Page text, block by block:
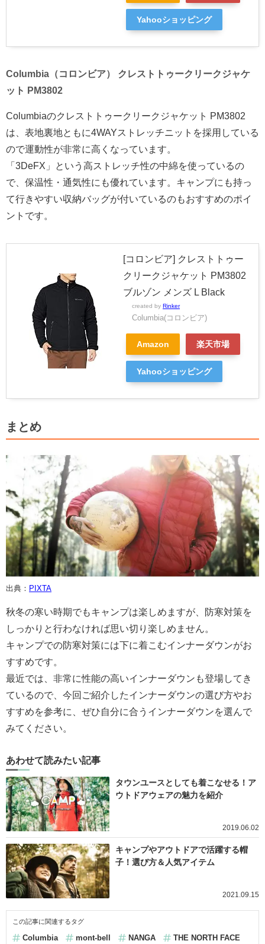
Yahooショッピング
Columbia（コロンビア） クレストトゥークリークジャケ
ット PM3802
Columbiaのクレストトゥークリークジャケット PM3802
は、表地裏地ともに4WAYストレッチニットを採用している
ので運動性が非常に高くなっています。
「3DeFX」という高ストレッチ性の中綿を使っているの
で、保温性・通気性にも優れています。キャンプにも持っ
て行きやすい収納バッグが付いているのもおすすめのポイ
ントです。
[コロンビア] クレストトゥー
クリークジャケット PM3802
ブルゾン メンズ L Black
created by Rinker
Columbia(コロンビア)
Amazon 楽天市場
Yahooショッピング
まとめ
出典： PIXTA
秋冬の寒い時期でもキャンプは楽しめますが、防寒対策を
しっかりと行わなければ思い切り楽しめません。
キャンプでの防寒対策には下に着こむインナーダウンがお
すすめです。
最近では、非常に性能の高いインナーダウンも登場してき
ているので、今回ご紹介したインナーダウンの選び方やお
すすめを参考に、ぜひ自分に合うインナーダウンを選んで
みてください。
あわせて読みたい記事
タウンユースとしても着こなせる！ア
ウトドアウェアの魅力を紹介
2019.06.02
キャンプやアウトドアで活躍する帽
子！選び方＆人気アイテム
2021.09.15
この記事に関連するタグ
Columbia mont-bell NANGA THE NORTH FACE